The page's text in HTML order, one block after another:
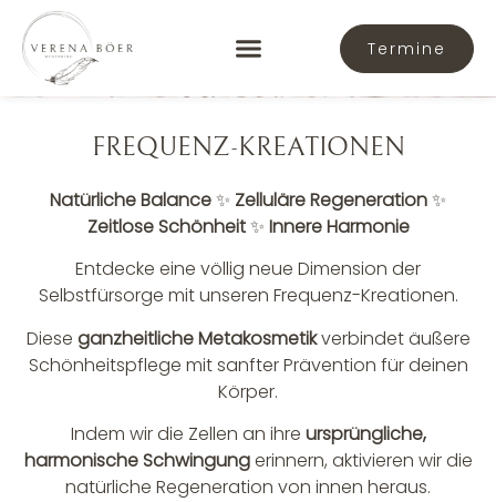
Termine
FREQUENZ-KREATIONEN
Natürliche Balance✨ Zelluläre Regeneration✨
Zeitlose Schönheit✨ Innere Harmonie
Entdecke eine völlig neue Dimension der
Selbstfürsorge mit unseren Frequenz-Kreationen.
Diese ganzheitliche Metakosmetikverbindet äußere
Schönheitspflege mit sanfter Prävention für deinen
Körper.
Indem wir die Zellen an ihre ursprüngliche,
harmonische Schwingungerinnern, aktivieren wir die
natürliche Regeneration von innen heraus.